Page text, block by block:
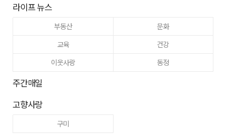
라이프 뉴스
부동산
문화
교육
건강
이웃사랑
동정
주간매일
고향사랑
구미